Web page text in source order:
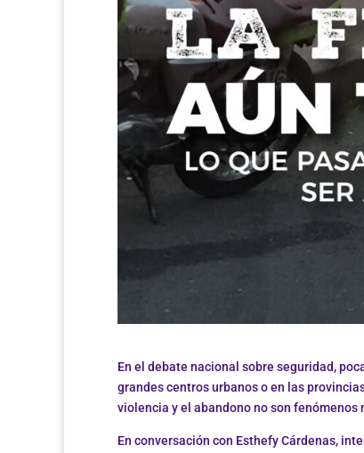
En el debate nacional sobre seguridad,
grandes centros urbanos o en las
violencia y el abandono no son
En conversación con Esthefy Cárdenas,